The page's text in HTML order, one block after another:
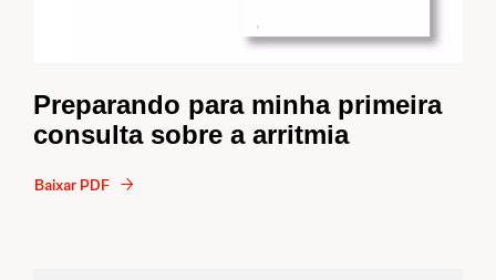
Preparando para minha primeira
consulta sobre a arritmia
Baixar PDF